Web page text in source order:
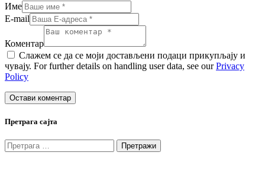
Име
E-mail
Коментар
Слажем се да се моји достављени подаци прикупљају и
чувају. For further details on handling user data, see ourPrivacy
Policy
Претрага сајта
Претрага
за: